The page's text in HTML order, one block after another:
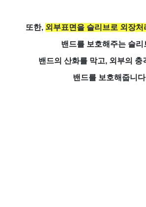
또한, 외부표면을 슬리브로 외장처
밴드를 보호해주는 슬리
밴드의 산화를 막고, 외부의 충
밴드를 보호해줍니